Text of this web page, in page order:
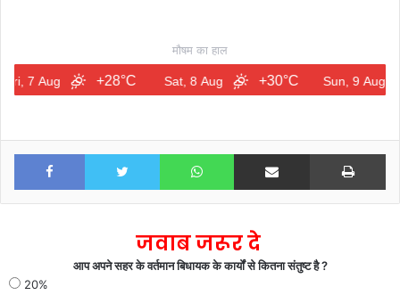
मौषम का हाल
+28°C Sat, 8 Aug +30°C Sun, 9 Aug
Facebook Twitter WhatsApp Share via Email Print
जवाब जरूर दे
आप अपने सहर के वर्तमान बिधायक के कार्यों से कितना संतुष्ट है ?
20%